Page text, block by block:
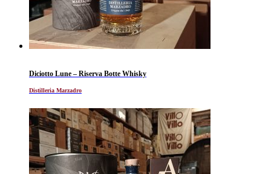
Diciotto Lune – Riserva Botte Whisky
Distilleria Marzadro